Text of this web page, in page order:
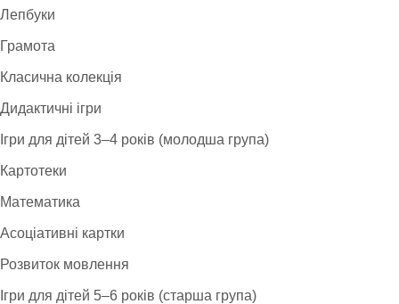
Лепбуки
Грамота
Класична колекція
Дидактичні ігри
Ігри для дітей 3–4 років (молодша група)
Картотеки
Математика
Асоціативні картки
Розвиток мовлення
Ігри для дітей 5–6 років (старша група)